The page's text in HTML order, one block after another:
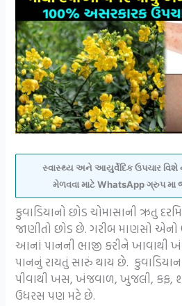
સ્વાસ્થ્ય અને આયુર્વેદિક ઉપચાર વિશે
મેળવવા માટે WhatsApp ગ્રુપ મા
કુવાડિયાનો છોડ ચોમાસાની ઋતુ
જાણીતો છોડ છે. ગરીબ માણસો એનો
આનાં પાનની ભાજી કરીને ખાવાથી
પાનનું રાયતું સારું થાય છે.
પીવાથી ખસ, ખંજવાળ, ખુજલી, કફ,
ઉધરસ પણ મટે છે.